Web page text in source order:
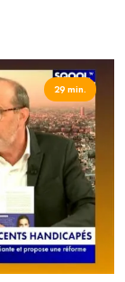
et co-
29 min.